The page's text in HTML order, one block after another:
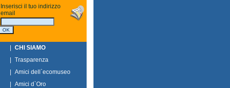
Inserisci il tuo indirizzo
email
CHI SIAMO
Trasparenza
Amici dell`ecomuseo
Amici d`Oro